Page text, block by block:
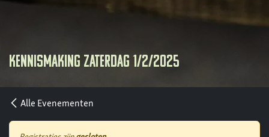
Kennismaking zaterdag 1/2/2025
Alle Evenementen